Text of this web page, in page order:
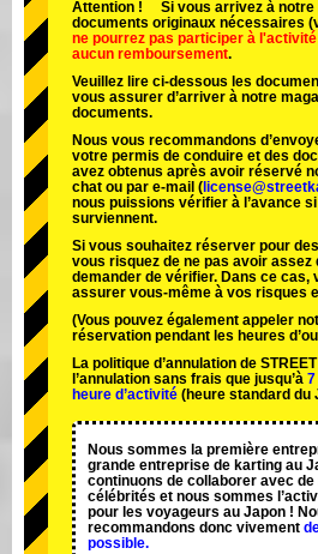
Okinawa
Attention ! Si vous arrivez à notre
documents originaux nécessaires
ne pourrez pas participer à l'activité
aucun remboursement.
Veuillez lire ci-dessous les
vous assurer d’arriver à notre
documents.
Nous vous recommandons
votre permis de conduire et des
avez obtenus après avoir réservé
chat ou par e-mail (
nous puissions vérifier à l’avance
surviennent.
Si vous souhaitez réserver pour
vous risquez de ne pas avoir assez
demander de vérifier. Dans ce cas,
assurer vous-même à vos risques
(Vous pouvez également appeler
réservation pendant les heures
La politique d’annulation de
l’annulation sans frais que jusqu’à
heure d’activité (heure standard du
Nous sommes la première
grande entreprise de karting au
continuons de collaborer avec de
célébrités et nous sommes l’
pour les voyageurs au Japon !
recommandons donc vivement
possible.